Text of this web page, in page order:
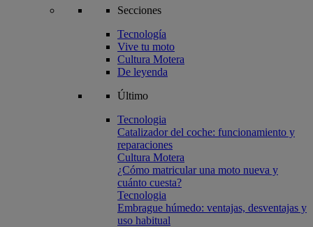
Secciones
Tecnología
Vive tu moto
Cultura Motera
De leyenda
Último
Tecnologia
Catalizador del coche: funcionamiento y
reparaciones
Cultura Motera
¿Cómo matricular una moto nueva y
cuánto cuesta?
Tecnologia
Embrague húmedo: ventajas, desventajas y
uso habitual